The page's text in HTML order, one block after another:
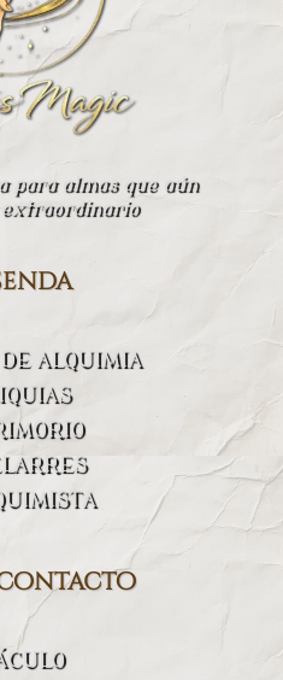
para almas que aún
ALQUIMIA